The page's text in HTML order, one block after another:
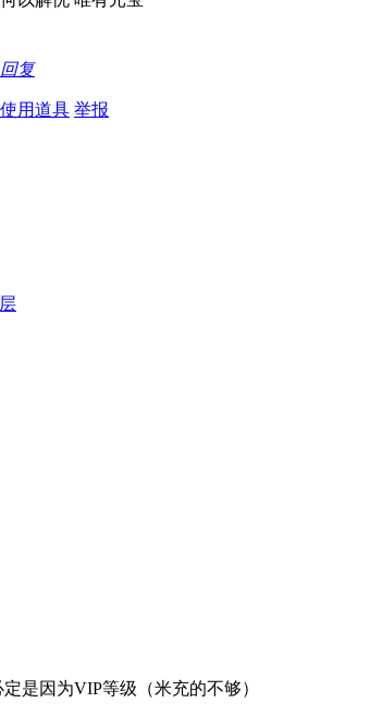
回复
使用道具 举报
是因为VIP等级（米充的不够）